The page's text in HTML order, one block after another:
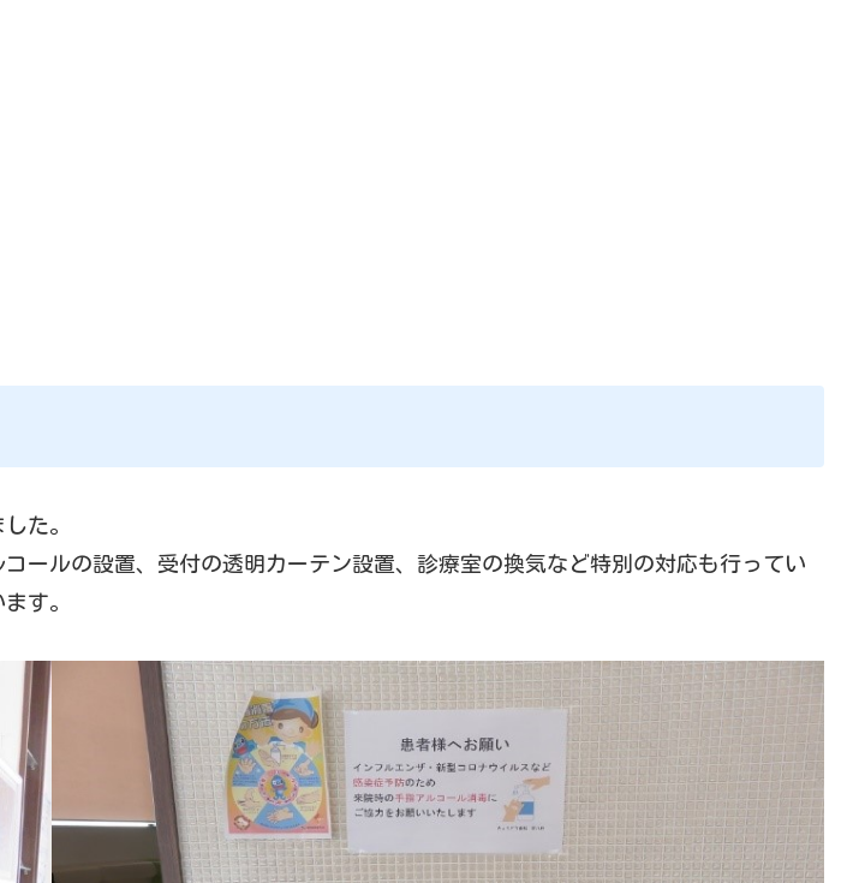
た。
ールの設置、受付の透明カーテン設置、診療室の換気など特別の対応も行ってい
す。